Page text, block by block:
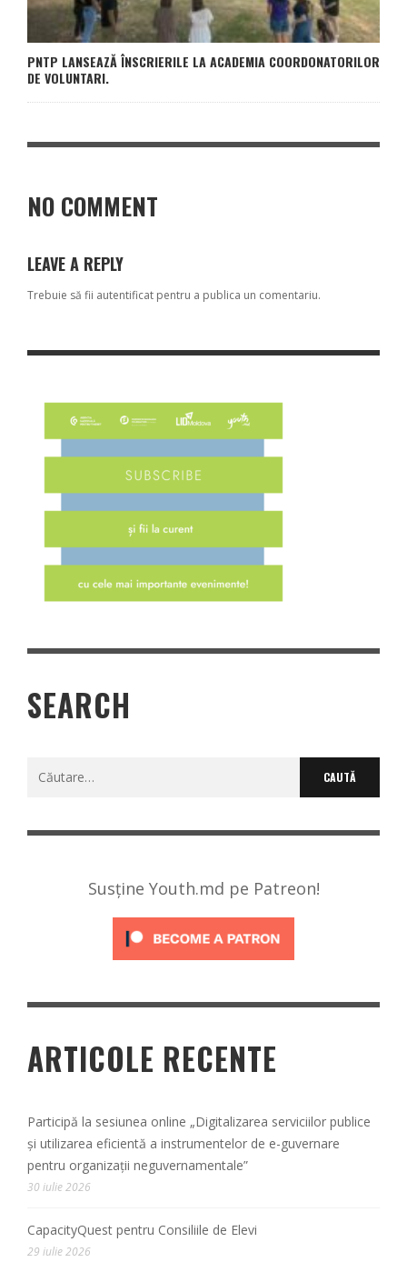
PNTP LANSEAZĂ ÎNSCRIERILE LA ACADEMIA COORDONATORILOR
DE VOLUNTARI.
NO COMMENT
LEAVE A REPLY
Trebuie să fii autentificat pentru a publica un comentariu.
SEARCH
Caută
Susține Youth.md pe Patreon!
ARTICOLE RECENTE
Participă la sesiunea online „Digitalizarea serviciilor publice
și utilizarea eficientă a instrumentelor de e-guvernare
pentru organizații neguvernamentale”
30 iulie 2026
CapacityQuest pentru Consiliile de Elevi
29 iulie 2026